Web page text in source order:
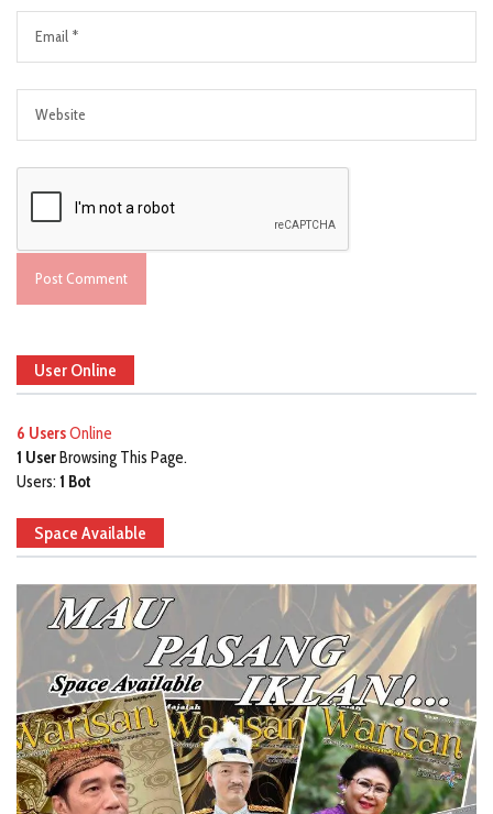
User Online
6 UsersOnline
1 UserBrowsing This Page.
Users: 1 Bot
Space Available